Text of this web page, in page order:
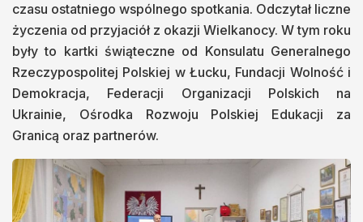
czasu ostatniego wspólnego spotkania. Odczytał liczne
życzenia od przyjaciół z okazji Wielkanocy. W tym roku
były to kartki świąteczne od Konsulatu Generalnego
Rzeczypospolitej Polskiej w Łucku, Fundacji Wolność i
Demokracja, Federacji Organizacji Polskich na
Ukrainie, Ośrodka Rozwoju Polskiej Edukacji za
Granicą oraz partnerów.